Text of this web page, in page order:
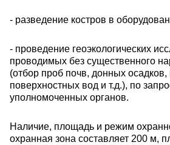
- разведение костров в
- проведение геоэкологических
проводимых без существенного
(отбор проб почв, донных осадков,
поверхностных вод и т.д.), по
уполномоченных органов.
Наличие, площадь и режим
охранная зона составляет 200 м,